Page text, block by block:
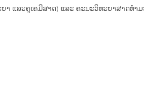
ແລະຄູເຄມີສາດ) ແລະ ຄະນະວິທະຍາສາດທຳ